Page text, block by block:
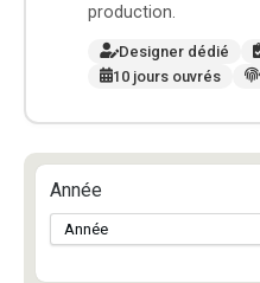
production.
Designer dédié
10 jours ouvrés
Année